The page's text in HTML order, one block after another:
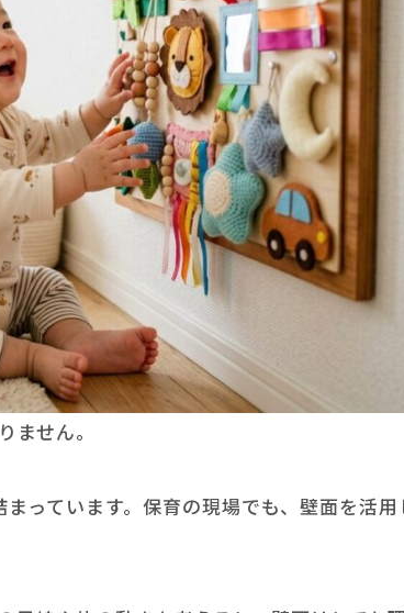
せん。
っています。保育の現場でも、壁面を活用